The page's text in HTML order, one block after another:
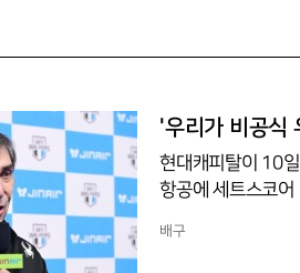
'우리가 비공식
현대캐피탈이 10
항공에 세트스코
서브가 아웃 판정
배구